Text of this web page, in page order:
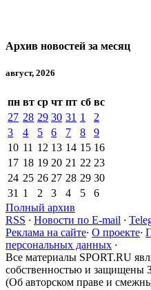
Архив новостей за месяц
август, 2026
пн вт ср чт пт сб вс
27 28 29 30 31 1
2
3
4 5 6 7 8
9
10 11 12 13 14 15 16
17 18 19 20 21 22 23
24 25 26 27 28 29 30
31 1 2 3 4 5
6
Полный архив
RSS · Новости по E-mail ·
Реклама на сайте· О проекте·
персональных данных ·
Все материалы SPORT.RU
собственностью и защищены
(Об авторском праве и